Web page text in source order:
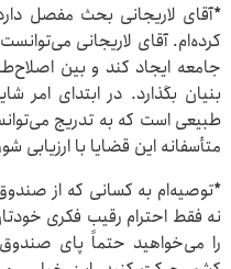
*آقای لاریجانی بحث مفصل
کرده‌ام. آقای لاریجانی
جامعه ایجاد کند و بین
بنیان بگذارد. در ابتدای امر
طبیعی است که به تدریج
متأسفانه این قضایا با
*توصیه‌ام به کسانی که از
نه فقط احترام رقیب فکری
را می‌خواهید حتماً پای